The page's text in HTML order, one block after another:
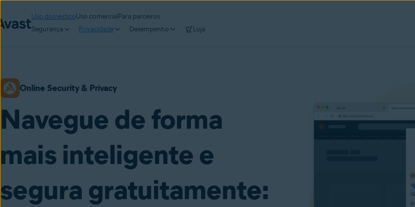
Uso domésticoUso comercialPara parceiros
Segurança
Privacidade Desempenho Loja
Online Security & Privacy
Navegue de forma
mais inteligente e
segura gratuitamente: